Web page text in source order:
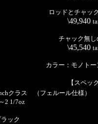
ロッドとチャッ
\49,940
チャック無し
\45,540
カラー：モノト
【スペッ
クラス （フェルール仕様）
2 1/7oz
ック